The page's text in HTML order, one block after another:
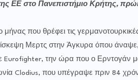
ΕΕ στο Πανεπιστήμιο Κρήτης,
μήνας που θρέφει τις
Μερτς στην Άγκυρα όπου
Eurofighter, την ώρα που ο Ερντογάν
Clodius, που υπέγραψε πριν 84